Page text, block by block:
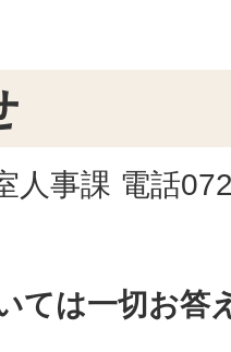
人事課 電話
ては一切お答